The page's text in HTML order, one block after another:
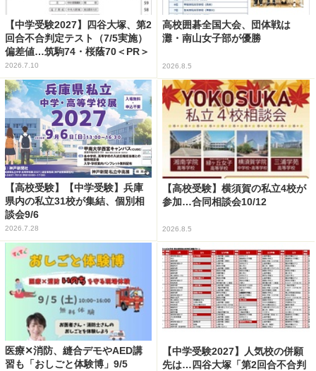
【中学受験2027】四谷大塚、第2
回合不合判定テスト（7/5実施）
偏差値…筑駒74・桜蔭70＜PR＞
2026.7.10
高校囲碁全国大会、団体戦は
灘・南山女子部が優勝
2026.8.5
【高校受験】【中学受験】兵庫
県内の私立31校が集結、個別相
談会9/6
2026.7.28
【高校受験】横須賀の私立4校が
参加…合同相談会10/12
2026.8.5
医療✕消防、縫合デモやAED講
習も「おしごと体験博」9/5
【中学受験2027】人気校の併願
先は…四谷大塚「第2回合不合判